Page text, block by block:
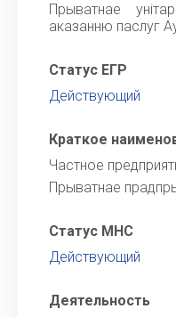
Прыватнае
аказанню паслуг
Статус ЕГР
Действующий
Краткое
Частное
Прыватнае
Статус МНС
Действующий
Деятельность